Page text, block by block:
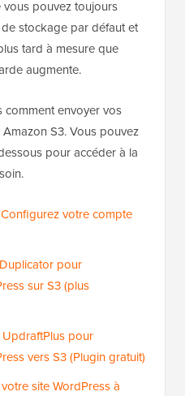
pouvez toujours
stockage par défaut et
tard à mesure que
augmente.
comment envoyer vos
S3. Vous pouvez
pour accéder à la
votre compte
pour
sur S3 (plus
pour
vers S3 (Plugin gratuit)
site WordPress à